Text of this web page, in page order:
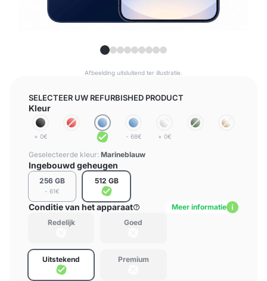
Afbeelding uitsluitend ter illustratie.
SELECTEER UW REFURBISHED PRODUCT
Kleur
+ 0€ - 68€ + 0€
Geselecteerde kleur: Marineblauw
Ingebouwd geheugen
256 GB
- 61€
512 GB
Conditie van het apparaat
Meer informatie
Redelijk
Goed
Uitstekend Premium